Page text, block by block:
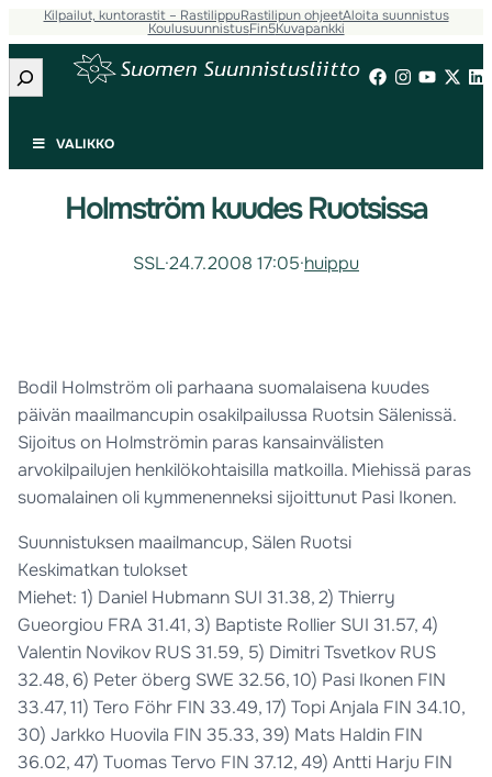
Kilpailut, kuntorastit – RastilippuRastilipun ohjeetAloita suunnistus
KoulusuunnistusFin5Kuvapankki
Etsi
VALIKKO
Holmström kuudes Ruotsissa
SSL·24.7.2008 17:05·huippu
Bodil Holmström oli parhaana suomalaisena kuudes
päivän maailmancupin osakilpailussa Ruotsin Sälenissä.
Sijoitus on Holmströmin paras kansainvälisten
arvokilpailujen henkilökohtaisilla matkoilla. Miehissä paras
suomalainen oli kymmenenneksi sijoittunut Pasi Ikonen.
Suunnistuksen maailmancup, Sälen Ruotsi
Keskimatkan tulokset
Miehet: 1) Daniel Hubmann SUI 31.38, 2) Thierry
Gueorgiou FRA 31.41, 3) Baptiste Rollier SUI 31.57, 4)
Valentin Novikov RUS 31.59, 5) Dimitri Tsvetkov RUS
32.48, 6) Peter öberg SWE 32.56, 10) Pasi Ikonen FIN
33.47, 11) Tero Föhr FIN 33.49, 17) Topi Anjala FIN 34.10,
30) Jarkko Huovila FIN 35.33, 39) Mats Haldin FIN
36.02, 47) Tuomas Tervo FIN 37.12, 49) Antti Harju FIN